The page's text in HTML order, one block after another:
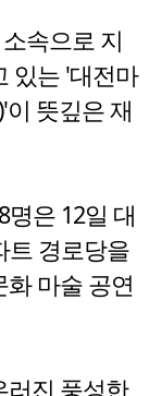
속으로 지
있는 '대전마
뜻깊은 재
은 12일 대
트 경로당을
마술 공연
러진 풍성한